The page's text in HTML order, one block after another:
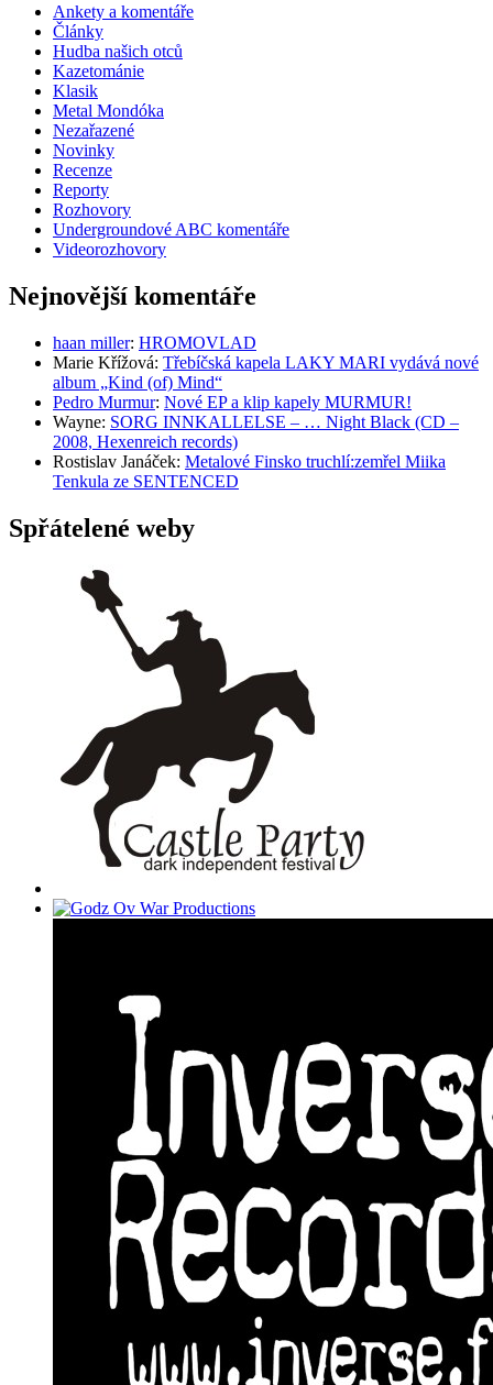
Ankety a komentáře
Články
Hudba našich otců
Kazetománie
Klasik
Metal Mondóka
Nezařazené
Novinky
Recenze
Reporty
Rozhovory
Undergroundové ABC komentáře
Videorozhovory
Nejnovější komentáře
haan miller: HROMOVLAD
Marie Křížová: Třebíčská kapela LAKY MARI vydává nové
album „Kind (of) Mind“
Pedro Murmur: Nové EP a klip kapely MURMUR!
Wayne: SORG INNKALLELSE – … Night Black (CD –
2008, Hexenreich records)
Rostislav Janáček: Metalové Finsko truchlí:zemřel Miika
Tenkula ze SENTENCED
Spřátelené weby